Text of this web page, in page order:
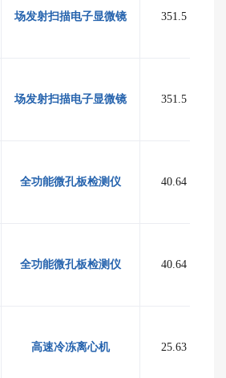
场发射扫描电子显微镜 351.5
场发射扫描电子显微镜 351.5
全功能微孔板检测仪 40.64
全功能微孔板检测仪 40.64
高速冷冻离心机 25.63